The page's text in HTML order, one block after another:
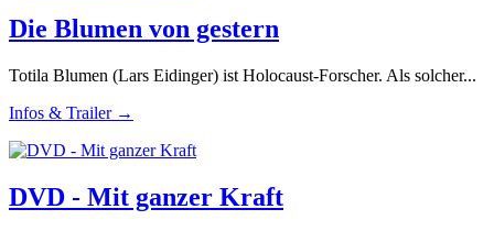
Die Blumen von gestern
Totila Blumen (Lars Eidinger) ist Holocaust-Forscher. Als solcher...
Infos & Trailer →
DVD - Mit ganzer Kraft